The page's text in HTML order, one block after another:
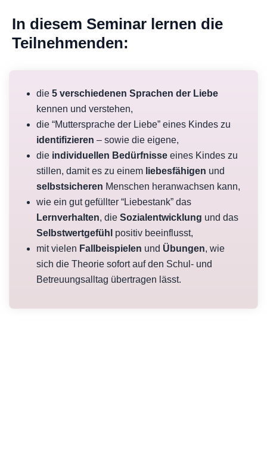
In diesem Seminar lernen die
Teilnehmenden:
die 5 verschiedenen Sprachen der Liebe
kennen und verstehen,
die “Muttersprache der Liebe” eines Kindes zu
identifizieren – sowie die eigene,
die individuellen Bedürfnisse eines Kindes zu
stillen, damit es zu einem liebesfähigen und
selbstsicheren Menschen heranwachsen kann,
wie ein gut gefüllter “Liebestank” das
Lernverhalten, die Sozialentwicklung und das
Selbstwertgefühl positiv beeinflusst,
mit vielen Fallbeispielen und Übungen, wie
sich die Theorie sofort auf den Schul- und
Betreuungsalltag übertragen lässt.